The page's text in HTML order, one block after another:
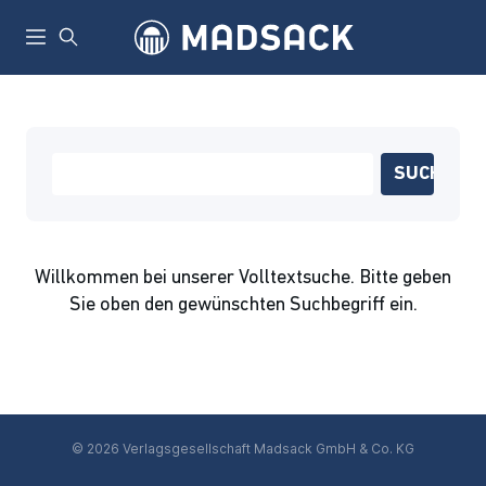
Willkommen bei unserer Volltextsuche. Bitte geben
Sie oben den gewünschten Suchbegriff ein.
© 2026 Verlagsgesellschaft Madsack GmbH & Co. KG